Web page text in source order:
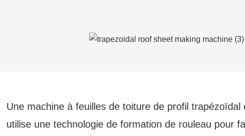
Une machine à feuilles de toiture de profil
utilise une technologie de formation de rouleau pour